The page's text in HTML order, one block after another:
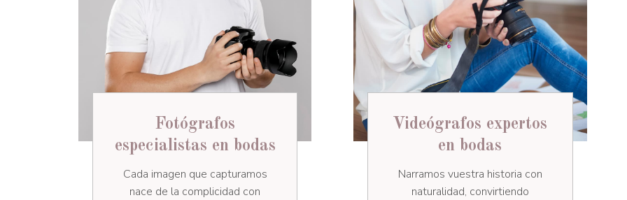
Fotógrafos
especialistas en bodas
Cada imagen que capturamos
nace de la complicidad con
Videógrafos expertos
en bodas
Narramos vuestra historia con
naturalidad, convirtiendo